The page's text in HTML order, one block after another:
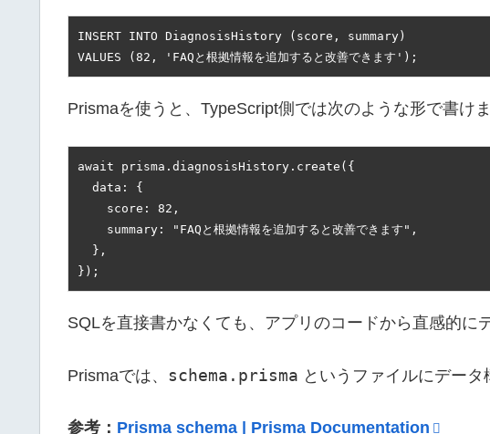
INSERT INTO DiagnosisHistory (score, summary)
VALUES (82, 'FAQと根拠情報を追加すると改善できます');
Prismaを使うと、TypeScript側では次のような形で書けま
await prisma.diagnosisHistory.create({
  data: {
    score: 82,
    summary: "FAQと根拠情報を追加すると改善できます",
  },
});
SQLを直接書かなくても、アプリのコードから直感的に
Prismaでは、 schema.prisma というファイルにデータ
参考： Prisma schema | Prisma Documentation